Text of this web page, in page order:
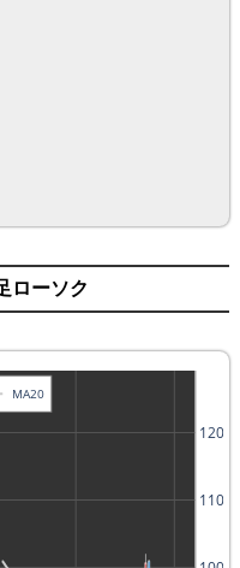
ローソク
110
120
MA20